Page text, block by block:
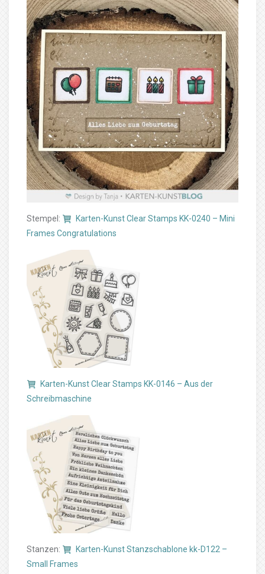
Stempel:
Karten-Kunst Clear Stamps KK-0240 – Mini
Frames Congratulations
Karten-Kunst Clear Stamps KK-0146 – Aus der
Schreibmaschine
Stanzen:
Karten-Kunst Stanzschablone kk-D122 –
Small Frames